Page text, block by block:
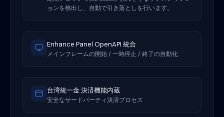
ョンを検出し、自動で引き落としを行います。
Enhance Panel OpenAPI 統合
メインフレームの開始 / 一時停止 / 終了の自動化
台湾統一金 決済機能内蔵
安全なサードパーティ決済プロセス